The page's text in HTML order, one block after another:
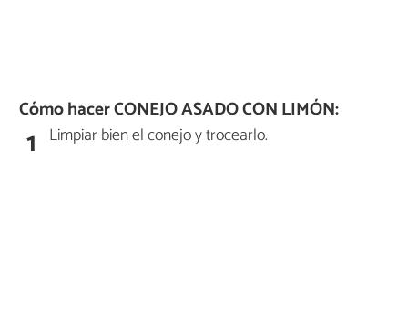
Cómo hacer CONEJO ASADO CON LIMÓN:
1 Limpiar bien el conejo y trocearlo.